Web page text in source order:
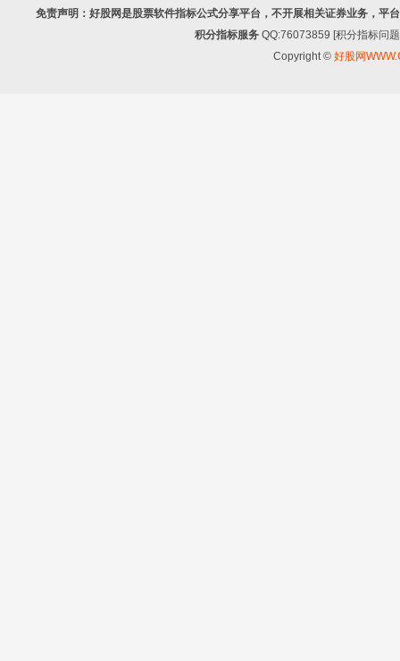
免责声明：好股网是股票软件指标公式分享平台，不开展相关证券业务，平
积分指标服务 QQ:76073859 [积分指标问
Copyright © 好股网